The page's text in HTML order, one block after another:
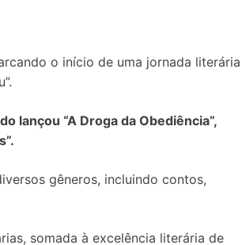
o início de uma jornada literária
lançou “A Droga da Obediência”,
gêneros, incluindo contos,
somada à excelência literária de